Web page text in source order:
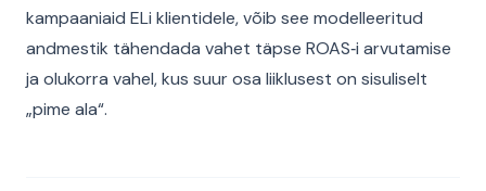
kampaaniaid ELi klientidele, võib see modelleeritud
andmestik tähendada vahet täpse ROAS‑i arvutamise
ja olukorra vahel, kus suur osa liiklusest on sisuliselt
„pime ala“.